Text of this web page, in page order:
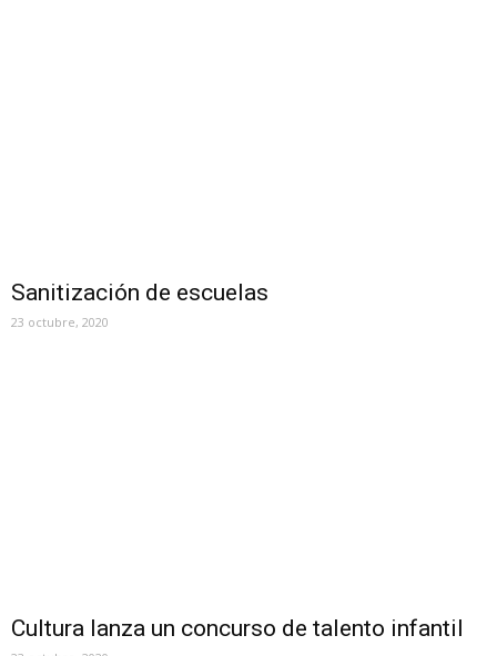
Sanitización de escuelas
23 octubre, 2020
Cultura lanza un concurso de talento infantil